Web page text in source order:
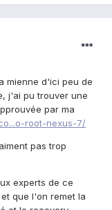
mienne d'ici peu de
j'ai pu trouver une
par ma
root-nexus-7/
pas trop
experts de ce
que l'on remet la